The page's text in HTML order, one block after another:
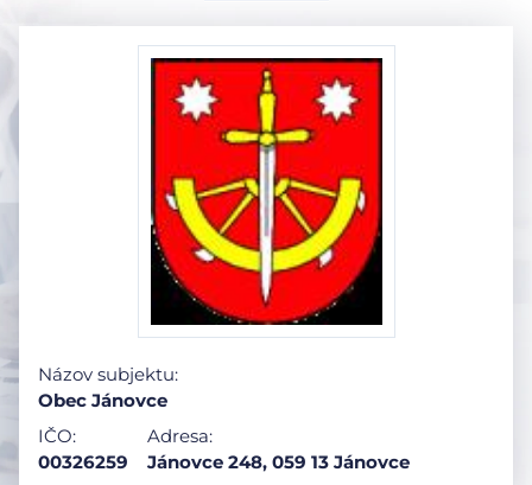
Názov subjektu:
Obec Jánovce
IČO:
00326259
Adresa:
Jánovce 248, 059 13 Jánovce